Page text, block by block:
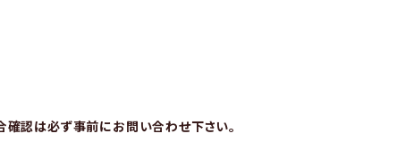
確認は必ず事前にお問い合わせ下さい。